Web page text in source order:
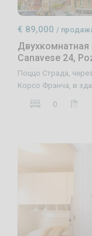
€ 89,000/
Двухкомнатная
Canavese 24,
Поццо Страда,
Корсо Франча, в
0